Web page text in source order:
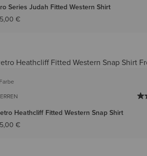
Series Judah Fitted Western Shirt
€
Heathcliff Fitted Western Snap Shirt
€